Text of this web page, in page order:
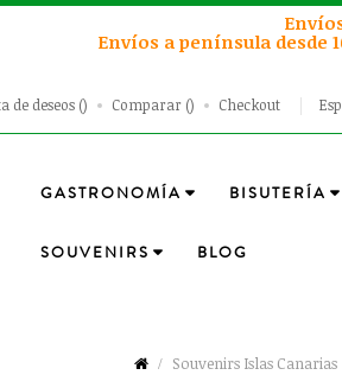
Envíos a península desde
de deseos Comparar Checkout
GASTRONOMÍA BISUTERÍA
SOUVENIRS BLOG
Souvenirs Islas Canarias